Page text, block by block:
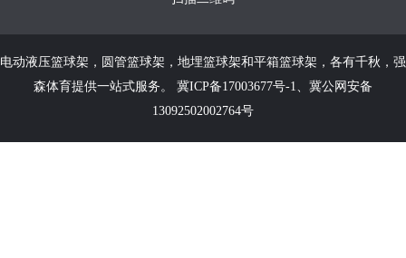
电动液压篮球架 ， 圆管篮球架 ， 地埋篮球架和平箱篮球架 ，各有千秋，强
森体育提供一站式服务。 冀ICP备17003677号-1
冀公网安备
13092502002764号